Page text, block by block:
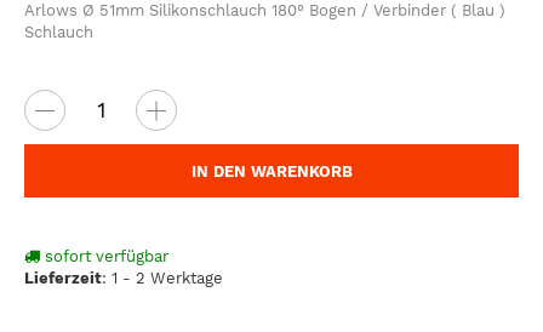
Arlows Ø 51mm Silikonschlauch 180° Bogen / Verbinder ( Blau )
Schlauch
IN DEN WARENKORB
sofort verfügbar
Lieferzeit: 1 - 2 Werktage